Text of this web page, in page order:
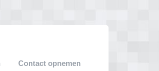
Contact opnemen